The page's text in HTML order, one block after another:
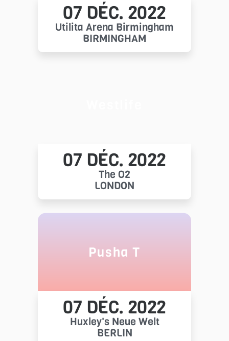
07 DÉC. 2022
Utilita Arena Birmingham
BIRMINGHAM
07 DÉC. 2022
The O2
LONDON
Pusha T
07 DÉC. 2022
Huxley's Neue Welt
BERLIN